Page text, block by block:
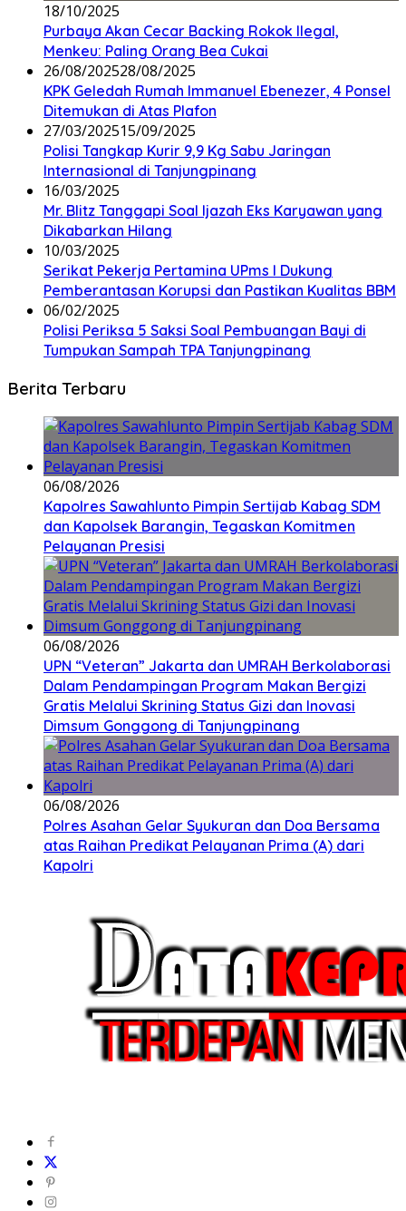
18/10/2025
Purbaya Akan Cecar Backing Rokok Ilegal,
Menkeu: Paling Orang Bea Cukai
26/08/202528/08/2025
KPK Geledah Rumah Immanuel Ebenezer, 4 Ponsel
Ditemukan di Atas Plafon
27/03/202515/09/2025
Polisi Tangkap Kurir 9,9 Kg Sabu Jaringan
Internasional di Tanjungpinang
16/03/2025
Mr. Blitz Tanggapi Soal Ijazah Eks Karyawan yang
Dikabarkan Hilang
10/03/2025
Serikat Pekerja Pertamina UPms I Dukung
Pemberantasan Korupsi dan Pastikan Kualitas BBM
06/02/2025
Polisi Periksa 5 Saksi Soal Pembuangan Bayi di
Tumpukan Sampah TPA Tanjungpinang
Berita Terbaru
06/08/2026
Kapolres Sawahlunto Pimpin Sertijab Kabag SDM
dan Kapolsek Barangin, Tegaskan Komitmen
Pelayanan Presisi
06/08/2026
UPN “Veteran” Jakarta dan UMRAH Berkolaborasi
Dalam Pendampingan Program Makan Bergizi
Gratis Melalui Skrining Status Gizi dan Inovasi
Dimsum Gonggong di Tanjungpinang
06/08/2026
Polres Asahan Gelar Syukuran dan Doa Bersama
atas Raihan Predikat Pelayanan Prima (A) dari
Kapolri